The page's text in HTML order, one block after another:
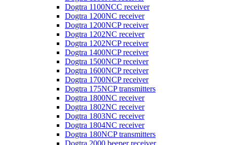
Dogtra 1100NCC receiver
Dogtra 1200NC receiver
Dogtra 1200NCP receiver
Dogtra 1202NC receiver
Dogtra 1202NCP receiver
Dogtra 1400NCP receiver
Dogtra 1500NCP receiver
Dogtra 1600NCP receiver
Dogtra 1700NCP receiver
Dogtra 175NCP transmitters
Dogtra 1800NC receiver
Dogtra 1802NC receiver
Dogtra 1803NC receiver
Dogtra 1804NC receiver
Dogtra 180NCP transmitters
Dogtra 2000 beeper receiver